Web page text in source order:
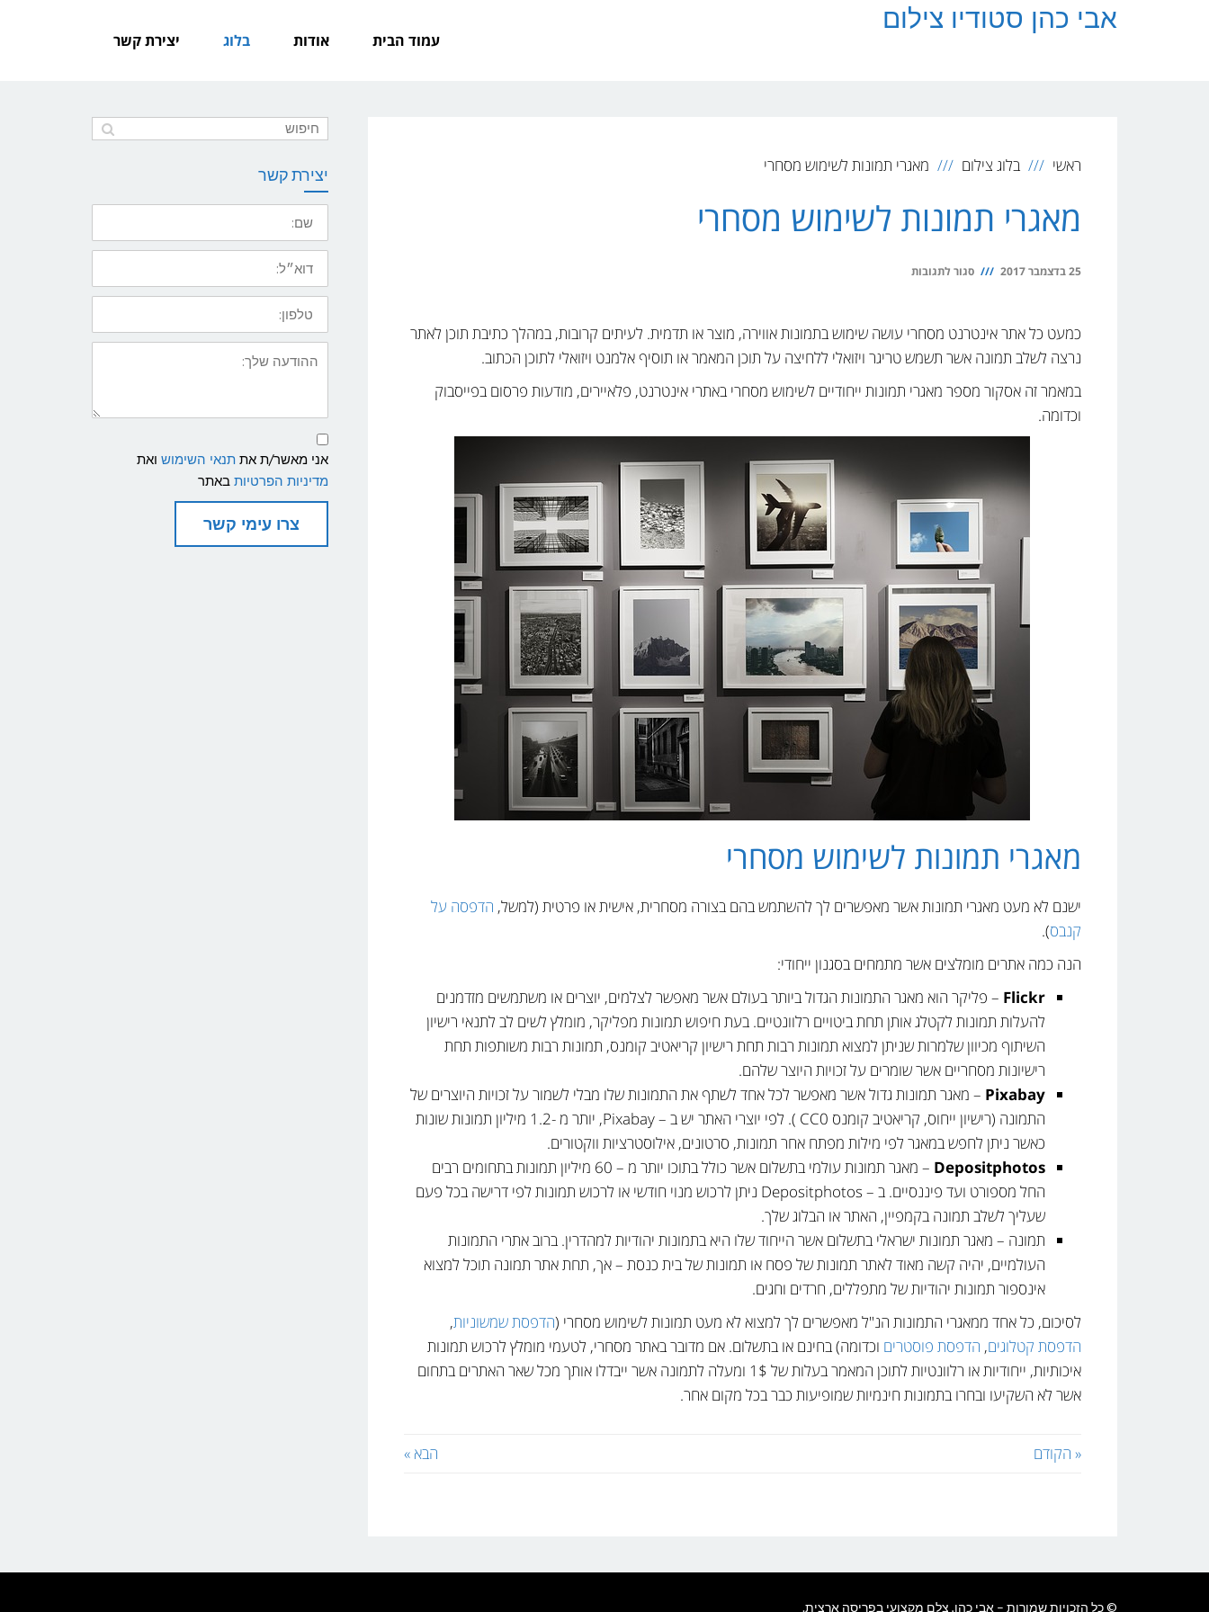
אבי כהן סטודיו צילום
עמוד הבית אודות בלוג יצירת קשר
ראשי בלוג צילום מאגרי תמונות לשימוש מסחרי
מאגרי תמונות לשימוש מסחרי
25 בדצמבר 2017 סגור לתגובות
לשימוש
כמעט כל אתר אינטרנט מסחרי עושה שימוש בתמונות אווירה, מוצר או תדמית. לעיתים קרובות, במהלך כתיבת תוכן לאתר
נרצה לשלב תמונה אשר תשמש טריגר ויזואלי ללחיצה על תוכן המאמר או תוסיף אלמנט ויזואלי לתוכן הכתוב.
במאמר זה אסקור מספר מאגרי תמונות ייחודיים לשימוש מסחרי באתרי אינטרנט, פלאיירים, מודעות פרסום בפייסבוק
וכדומה.
מאגרי תמונות לשימוש מסחרי
ישנם לא מעט מאגרי תמונות אשר מאפשרים לך להשתמש בהם בצורה מסחרית, אישית או פרטית (למשל, הדפסה על
קנבס).
הנה כמה אתרים מומלצים אשר מתמחים בסגנון ייחודי:
Flickr – פליקר הוא מאגר התמונות הגדול ביותר בעולם אשר מאפשר לצלמים, יוצרים או משתמשים מזדמנים
להעלות תמונות לקטלג אותן תחת ביטויים רלוונטיים. בעת חיפוש תמונות מפליקר, מומלץ לשים לב לתנאי רישיון
השיתוף מכיוון שלמרות שניתן למצוא תמונות רבות תחת רישיון קריאטיב קומנס, תמונות רבות משותפות תחת
רישיונות מסחריים אשר שומרים על זכויות היוצר שלהם.
Pixabay – מאגר תמונות גדול אשר מאפשר לכל אחד לשתף את התמונות שלו מבלי לשמור על זכויות היוצרים של
התמונה (רישיון ייחוס, קריאטיב קומנס CC0 ). לפי יוצרי האתר יש ב – Pixabay, יותר מ -1.2 מיליון תמונות שונות
כאשר ניתן לחפש במאגר לפי מילות מפתח אחר תמונות, סרטונים, אילוסטרציות ווקטורים.
Depositphotos
– מאגר תמונות עולמי בתשלום אשר כולל בתוכו יותר מ – 60 מיליון תמונות בתחומים רבים
החל מספורט ועד פיננסיים. ב – Depositphotos ניתן לרכוש מנוי חודשי או לרכוש תמונות לפי דרישה בכל פעם
שעליך לשלב תמונה בקמפיין, האתר או הבלוג שלך.
תמונה – מאגר תמונות ישראלי בתשלום אשר הייחוד שלו היא בתמונות יהודיות למהדרין. ברוב אתרי התמונות
העולמיים, יהיה קשה מאוד לאתר תמונות של פסח או תמונות של בית כנסת – אך, תחת אתר תמונה תוכל למצוא
אינספור תמונות יהודיות של מתפללים, חרדים וחגים.
לסיכום, כל אחד ממאגרי התמונות הנ"ל מאפשרים לך למצוא לא מעט תמונות לשימוש מסחרי (הדפסת שמשוניות,
הדפסת קטלוגים, הדפסת פוסטרים וכדומה) בחינם או בתשלום. אם מדובר באתר מסחרי, לטעמי מומלץ לרכוש תמונות
איכותיות, ייחודיות או רלוונטיות לתוכן המאמר בעלות של 1$ ומעלה לתמונה אשר ייבדלו אותך מכל שאר האתרים בתחום
אשר לא השקיעו ובחרו בתמונות חינמיות שמופיעות כבר בכל מקום אחר.
« הקודם הבא »
יצירת קשר
שם
דואר
אלקטרוני
טלפון
ההודעה
שלך
תנאי
שימוש
ומדיניות
פרטיות
אני מאשר/ת אתתנאי השימוש ואת
מדיניות הפרטיות באתר
צרו עימי קשר
© כל הזכויות שמורות – אבי כהן, צלם מקצועי בפריסה ארצית.